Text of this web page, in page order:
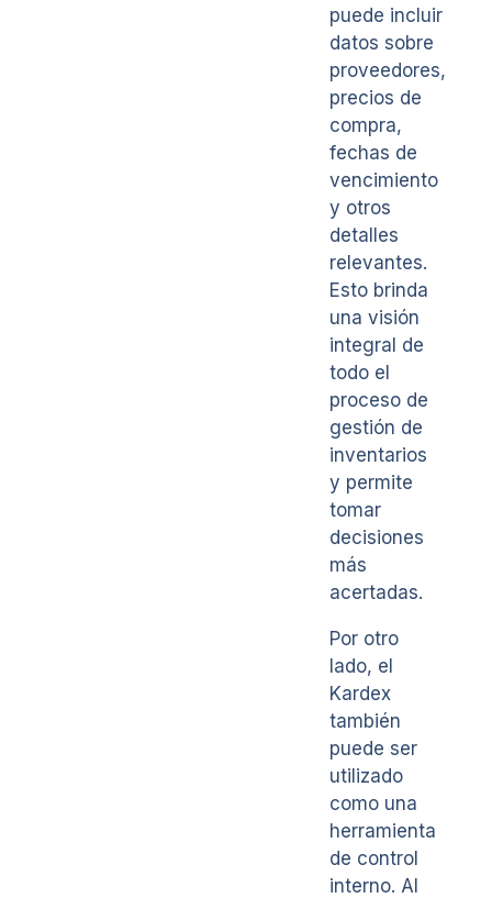
puede incluir
datos sobre
proveedores,
precios de
compra,
fechas de
vencimiento
y otros
detalles
relevantes.
Esto brinda
una visión
integral de
todo el
proceso de
gestión de
inventarios
y permite
tomar
decisiones
más
acertadas.
Por otro
lado, el
Kardex
también
puede ser
utilizado
como una
herramienta
de control
interno. Al